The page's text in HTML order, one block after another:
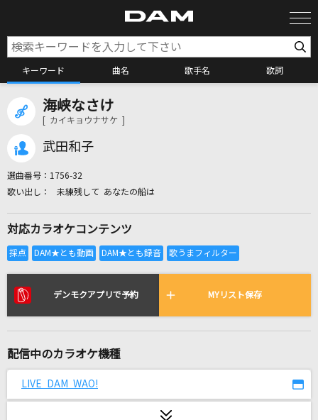
キーワード 曲名 歌手名 歌詞
全国りれき
リアルタイムで歌われている曲の一覧
怪獣
海峡なさけ
[ カイキョウナサケ ]
武田和子
選曲番号： 1756-32
未練残して あなたの船は
対応カラオケコンテンツ
デンモクアプリで予約 MYリスト保存
配信中のカラオケ機種
LIVE DAM WAO!